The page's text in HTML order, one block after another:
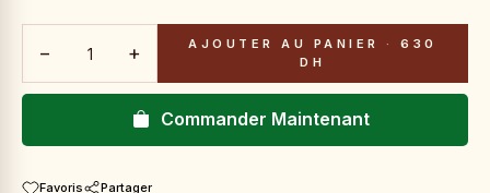
− + AJOUTER AU PANIER ·
630
DH
Commander Maintenant
Favoris Partager